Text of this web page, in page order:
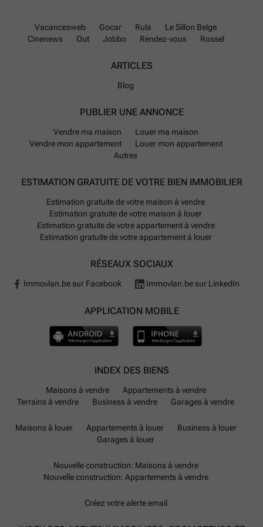
Vacancesweb Gocar Rula
Le Sillon Belge
Cinenews
Out Jobbo Rendez-vous Rossel
ARTICLES
Blog
PUBLIER UNE ANNONCE
Vendre ma maison
Louer ma maison
Vendre mon appartement
Louer mon appartement
Autres
ESTIMATION GRATUITE DE VOTRE BIEN IMMOBILIER
Estimation gratuite de votre maison à vendre
Estimation gratuite de votre maison à louer
Estimation gratuite de votre appartement à vendre
Estimation gratuite de votre appartement à louer
RÉSEAUX SOCIAUX
Immovlan.be sur Facebook Immovlan.be sur LinkedIn
APPLICATION MOBILE
INDEX DES BIENS
Maisons à vendre
Appartements à vendre
Terrains à vendre
Business à vendre Garages à vendre
Maisons à louer Appartements à louer
Business à louer
Garages à louer
Nouvelle construction: Maisons à vendre
Nouvelle construction: Appartements à vendre
Créez votre alerte email